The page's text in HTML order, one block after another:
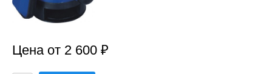
Цена от 2 600 ₽